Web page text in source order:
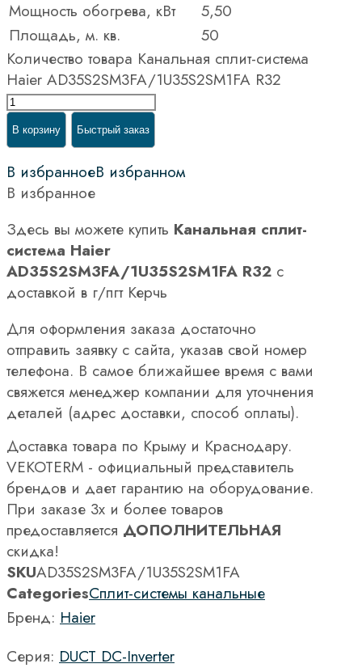
Мощность обогрева, кВт
5,50
Площадь, м. кв.
50
Количество товара Канальная сплит-система
Haier AD35S2SM3FA/1U35S2SM1FA R32
В корзину Быстрый заказ
В избранноеВ избранном
В избранное
Здесь вы можете купить Канальная сплит-
система Haier
AD35S2SM3FA/1U35S2SM1FA R32 с
доставкой в г/пгт Керчь
Для оформления заказа достаточно
отправить заявку с сайта, указав свой номер
телефона. В самое ближайшее время с вами
свяжется менеджер компании для уточнения
деталей (адрес доставки, способ оплаты).
Доставка товара по Крыму и Краснодару.
VEKOTERM - официальный представитель
брендов и дает гарантию на оборудование.
При заказе 3х и более товаров
предоставляется ДОПОЛНИТЕЛЬНАЯ
скидка!
SKUAD35S2SM3FA/1U35S2SM1FA
CategoriesСплит-системы канальные
Бренд: Haier
Серия: DUCT DC-Inverter